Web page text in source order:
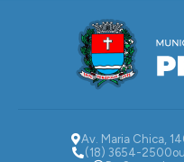
Av. Maria Chica,
(18) 3654-2500